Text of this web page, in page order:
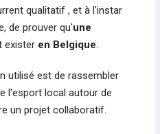
qualitatif , et à l'instar
de prouver qu'une
exister en Belgique.
utilisé est de rassembler
l'esport local autour de
un projet collaboratif.